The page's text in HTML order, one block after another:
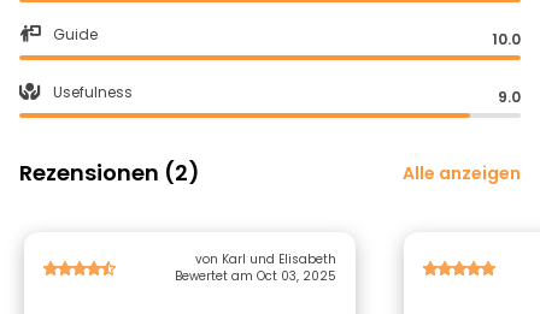
Guide 10.0
Usefulness 9.0
Rezensionen (2) Alle anzeigen
von Karl und Elisabeth
Bewertet am Oct 03, 2025